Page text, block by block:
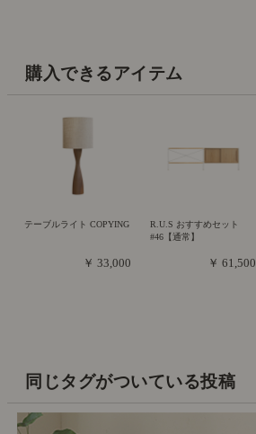
購入できるアイテム
テーブルライト COPYING
￥ 33,000
R.U.S おすすめセット
#46【通常】
￥ 61,500
同じタグがついている投稿